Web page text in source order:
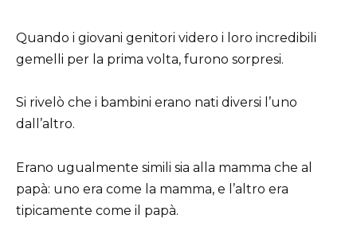
Quando i giovani genitori videro i loro incredibili
gemelli per la prima volta, furono sorpresi.
Si rivelò che i bambini erano nati diversi l’uno
dall’altro.
Erano ugualmente simili sia alla mamma che al
papà: uno era come la mamma, e l’altro era
tipicamente come il papà.